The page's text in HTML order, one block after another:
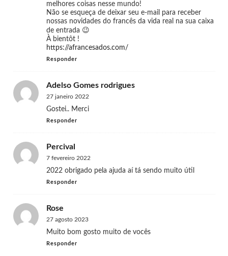
melhores coisas nesse mundo!
Não se esqueça de deixar seu e-mail para receber
nossas novidades do francês da vida real na sua caixa
de entrada 😉
À bientôt !
https://afrancesados.com/
Responder
Adelso Gomes rodrigues
27 janeiro 2022
Gostei.. Merci
Responder
Percival
7 fevereiro 2022
2022 obrigado pela ajuda aí tá sendo muito útil
Responder
Rose
27 agosto 2023
Muito bom gosto muito de vocês
Responder